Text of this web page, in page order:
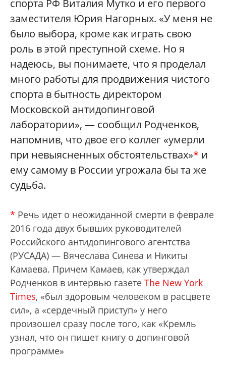
спорта РФ Виталия Мутко и его первого
заместителя Юрия Нагорных. «У меня не
было выбора, кроме как играть свою
роль в этой преступной схеме. Но я
надеюсь, вы понимаете, что я проделал
много работы для продвижения чистого
спорта в бытность директором
Московской антидопинговой
лаборатории», — сообщил Родченков,
напомнив, что двое его коллег «умерли
при невыясненных обстоятельствах»* и
ему самому в России угрожала бы та же
судьба.
* Речь идет о неожиданной смерти в феврале
2016 года двух бывших руководителей
Российского антидопингового агентства
(РУСАДА) — Вячеслава Синева и Никиты
Камаева. Причем Камаев, как утверждал
Родченков в интервью газете The New York
Times, «был здоровым человеком в расцвете
сил», а «сердечный приступ» у него
произошел сразу после того, как «Кремль
узнал, что он пишет книгу о допинговой
программе»